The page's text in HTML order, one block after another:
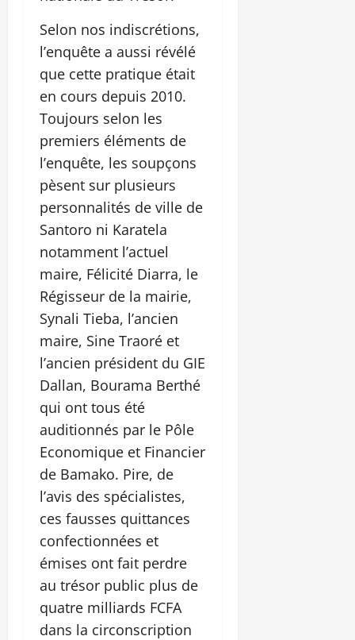
Selon nos indiscrétions,
l’enquête a aussi révélé
que cette pratique était
en cours depuis 2010.
Toujours selon les
premiers éléments de
l’enquête, les soupçons
pèsent sur plusieurs
personnalités de ville de
Santoro ni Karatela
notamment l’actuel
maire, Félicité Diarra, le
Régisseur de la mairie,
Synali Tieba, l’ancien
maire, Sine Traoré et
l’ancien président du GIE
Dallan, Bourama Berthé
qui ont tous été
auditionnés par le Pôle
Economique et Financier
de Bamako. Pire, de
l’avis des spécialistes,
ces fausses quittances
confectionnées et
émises ont fait perdre
au trésor public plus de
quatre milliards FCFA
dans la circonscription